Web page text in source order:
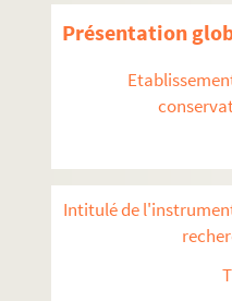
Présentation
Intitulé de
4-
4-AFF-
4-
4-AFF-
4-AFF-